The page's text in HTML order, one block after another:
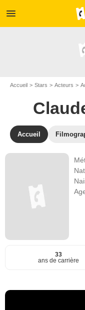
menu
Accueil Stars Acteurs
Accueil
33
ans de carrière